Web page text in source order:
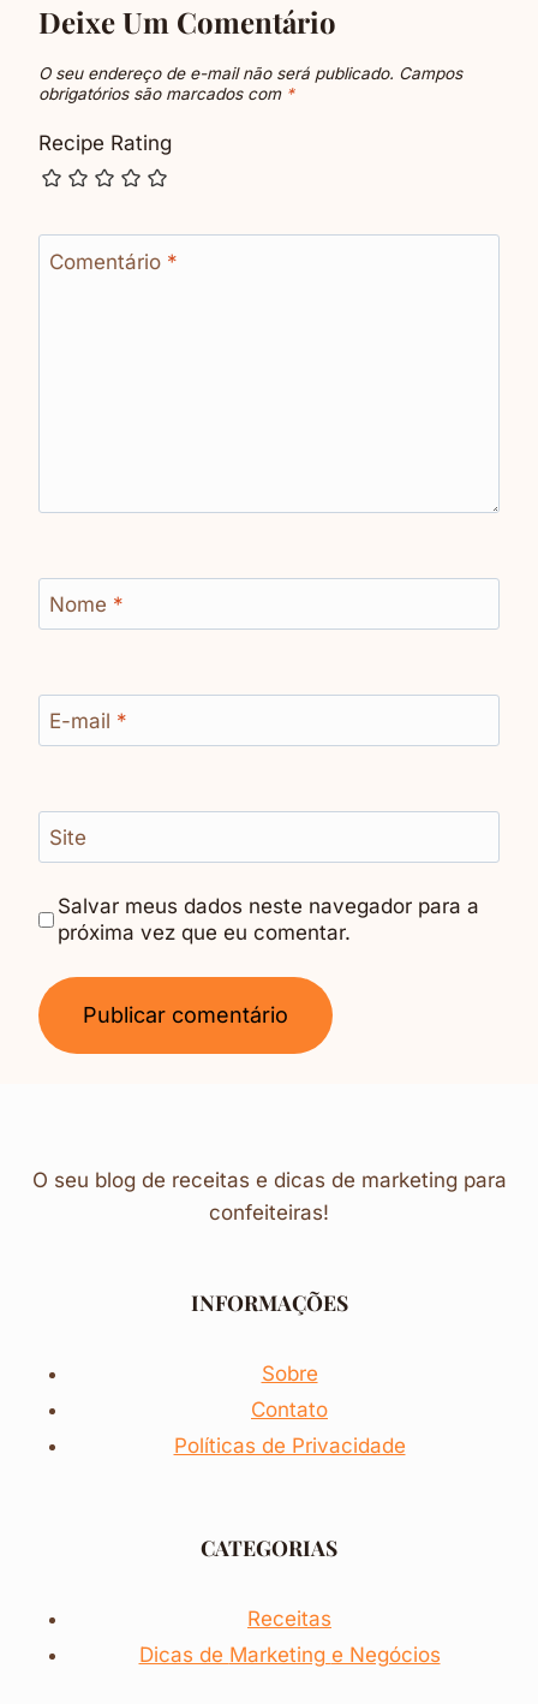
Deixe Um Comentário
O seu endereço de e-mail não será publicado. Campos
obrigatórios são marcados com *
Recipe Rating
Comentário *
Nome *
E-mail *
Site
Salvar meus dados neste navegador para a
próxima vez que eu comentar.
O seu blog de receitas e dicas de marketing para
confeiteiras!
INFORMAÇÕES
Sobre
Contato
Políticas de Privacidade
CATEGORIAS
Receitas
Dicas de Marketing e Negócios